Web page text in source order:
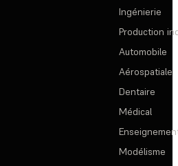
Ingénierie
Production
Automobile
Aérospatiale
Dentaire
Médical
Modélisme